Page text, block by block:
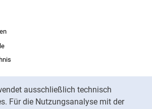
ausschließlich technisch
Für die Nutzungsanalyse mit der